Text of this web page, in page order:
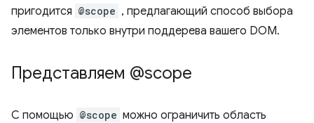
пригодится @scope , предлагающий способ выбора
элементов только внутри поддерева вашего DOM.
Представляем @scope
С помощью @scope можно ограничить область